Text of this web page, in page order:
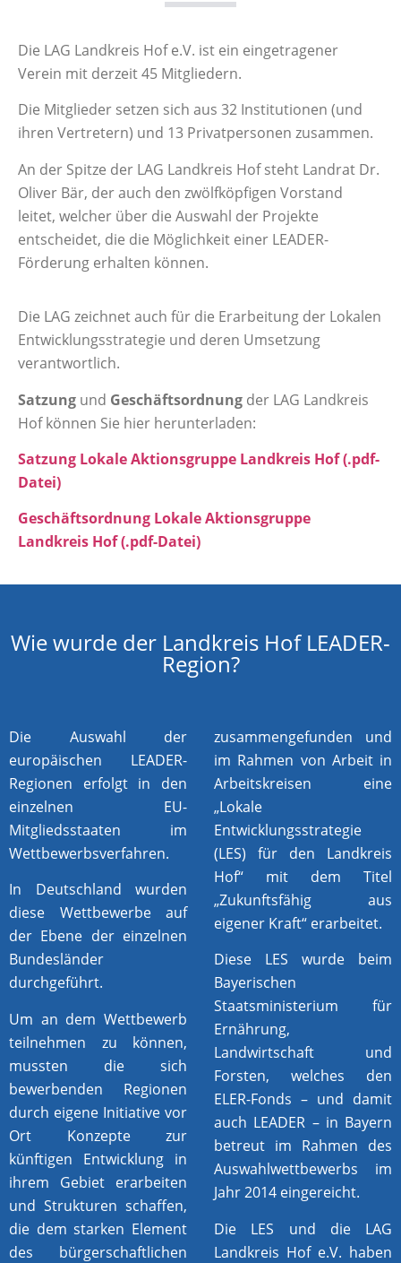
Die LAG Landkreis Hof e.V. ist ein eingetragener
Verein mit derzeit 45 Mitgliedern.
Die Mitglieder setzen sich aus 32 Institutionen (und
ihren Vertretern) und 13 Privatpersonen zusammen.
An der Spitze der LAG Landkreis Hof steht Landrat Dr.
Oliver Bär, der auch den zwölfköpfigen Vorstand
leitet, welcher über die Auswahl der Projekte
entscheidet, die die Möglichkeit einer LEADER-
Förderung erhalten können.
Die LAG zeichnet auch für die Erarbeitung der Lokalen
Entwicklungsstrategie und deren Umsetzung
verantwortlich.
Satzung und Geschäftsordnung der LAG Landkreis
Hof können Sie hier herunterladen:
Satzung Lokale Aktionsgruppe Landkreis Hof (.pdf-
Datei)
Geschäftsordnung Lokale Aktionsgruppe
Landkreis Hof (.pdf-Datei)
Wie wurde der Landkreis Hof LEADER-
Region?
Die Auswahl der
europäischen LEADER-
Regionen erfolgt in den
einzelnen EU-
Mitgliedsstaaten im
Wettbewerbsverfahren.
In Deutschland wurden
diese Wettbewerbe auf
der Ebene der einzelnen
Bundesländer
durchgeführt.
Um an dem Wettbewerb
teilnehmen zu können,
mussten die sich
bewerbenden Regionen
durch eigene Initiative vor
Ort Konzepte zur
künftigen Entwicklung in
ihrem Gebiet erarbeiten
und Strukturen schaffen,
die dem starken Element
des bürgerschaftlichen
zusammengefunden und
im Rahmen von Arbeit in
Arbeitskreisen eine
„Lokale
Entwicklungsstrategie
(LES) für den Landkreis
Hof“ mit dem Titel
„Zukunftsfähig aus
eigener Kraft“ erarbeitet.
Diese LES wurde beim
Bayerischen
Staatsministerium für
Ernährung,
Landwirtschaft und
Forsten, welches den
ELER-Fonds – und damit
auch LEADER – in Bayern
betreut im Rahmen des
Auswahlwettbewerbs im
Jahr 2014 eingereicht.
Die LES und die LAG
Landkreis Hof e.V. haben